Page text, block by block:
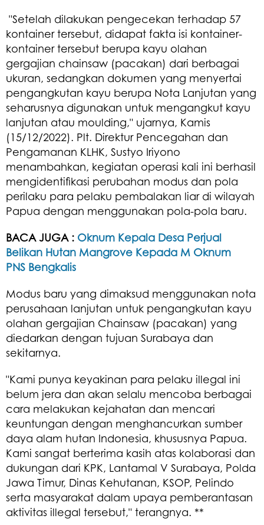
"Setelah dilakukan pengecekan terhadap 57
kontainer tersebut, didapat fakta isi kontainer-
kontainer tersebut berupa kayu olahan
gergajian chainsaw (pacakan) dari berbagai
ukuran, sedangkan dokumen yang menyertai
pengangkutan kayu berupa Nota Lanjutan yang
seharusnya digunakan untuk mengangkut kayu
lanjutan atau moulding," ujarnya, Kamis
(15/12/2022). Plt. Direktur Pencegahan dan
Pengamanan KLHK, Sustyo Iriyono
menambahkan, kegiatan operasi kali ini berhasil
mengidentifikasi perubahan modus dan pola
perilaku para pelaku pembalakan liar di wilayah
Papua dengan menggunakan pola-pola baru.
BACA JUGA : Oknum Kepala Desa Perjual
Belikan Hutan Mangrove Kepada M Oknum
PNS Bengkalis
Modus baru yang dimaksud menggunakan nota
perusahaan lanjutan untuk pengangkutan kayu
olahan gergajian Chainsaw (pacakan) yang
diedarkan dengan tujuan Surabaya dan
sekitarnya.
"Kami punya keyakinan para pelaku illegal ini
belum jera dan akan selalu mencoba berbagai
cara melakukan kejahatan dan mencari
keuntungan dengan menghancurkan sumber
daya alam hutan Indonesia, khususnya Papua.
Kami sangat berterima kasih atas kolaborasi dan
dukungan dari KPK, Lantamal V Surabaya, Polda
Jawa Timur, Dinas Kehutanan, KSOP, Pelindo
serta masyarakat dalam upaya pemberantasan
aktivitas illegal tersebut," terangnya. **